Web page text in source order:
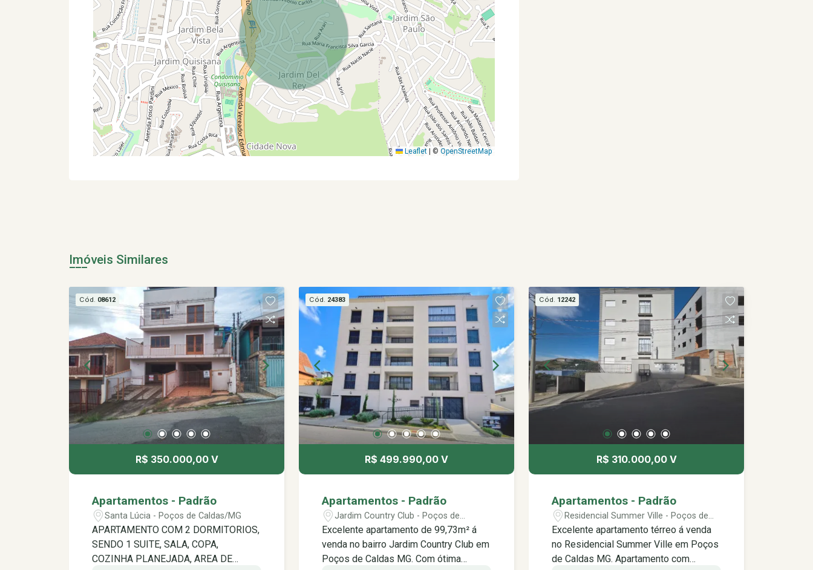
Leaflet © OpenStreetMap
Imóveis Similares
Cód. 08612
R$ 350.000,00 V
Apartamentos - Padrão
Santa Lúcia - Poços de Caldas/MG
APARTAMENTO COM 2 DORMITORIOS,
SENDO 1 SUITE, SALA, COPA,
COZINHA PLANEJADA, AREA DE
Cód. 24383
R$ 499.990,00 V
Apartamentos - Padrão
Jardim Country Club - Poços de
Caldas/MG
Excelente apartamento de 99,73m² á
venda no bairro Jardim Country Club em
Poços de Caldas MG. Com ótima
Cód. 12242
R$ 310.000,00 V
Apartamentos - Padrão
Residencial Summer Ville - Poços de
Caldas/MG
Excelente apartamento térreo á venda
no Residencial Summer Ville em Poços
de Caldas MG. Apartamento com